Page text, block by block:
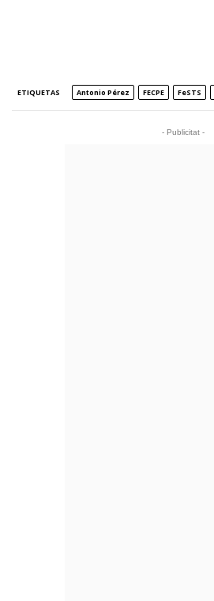
ETIQUETAS Antonio Pérez FECPE FeSTS
- Publicitat -